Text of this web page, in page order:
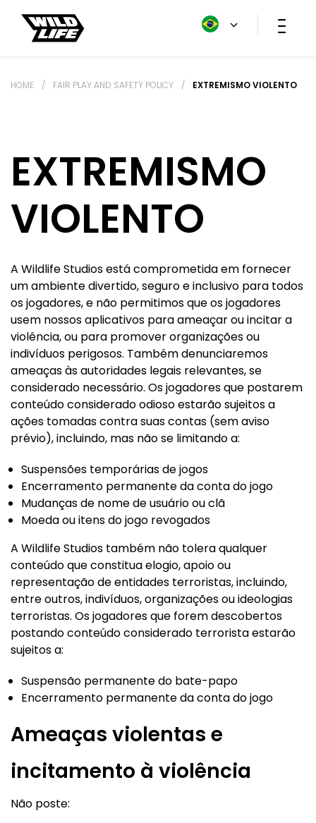
HOME / FAIR PLAY AND SAFETY POLICY / EXTREMISMO VIOLENTO
EXTREMISMO
VIOLENTO
A Wildlife Studios está comprometida em fornecer
um ambiente divertido, seguro e inclusivo para todos
os jogadores, e não permitimos que os jogadores
usem nossos aplicativos para ameaçar ou incitar a
violência, ou para promover organizações ou
indivíduos perigosos. Também denunciaremos
ameaças às autoridades legais relevantes, se
considerado necessário. Os jogadores que postarem
conteúdo considerado odioso estarão sujeitos a
ações tomadas contra suas contas (sem aviso
prévio), incluindo, mas não se limitando a:
Suspensões temporárias de jogos
Encerramento permanente da conta do jogo
Mudanças de nome de usuário ou clã
Moeda ou itens do jogo revogados
A Wildlife Studios também não tolera qualquer
conteúdo que constitua elogio, apoio ou
representação de entidades terroristas, incluindo,
entre outros, indivíduos, organizações ou ideologias
terroristas. Os jogadores que forem descobertos
postando conteúdo considerado terrorista estarão
sujeitos a:
Suspensão permanente do bate-papo
Encerramento permanente da conta do jogo
Ameaças violentas e
incitamento à violência
Não poste: